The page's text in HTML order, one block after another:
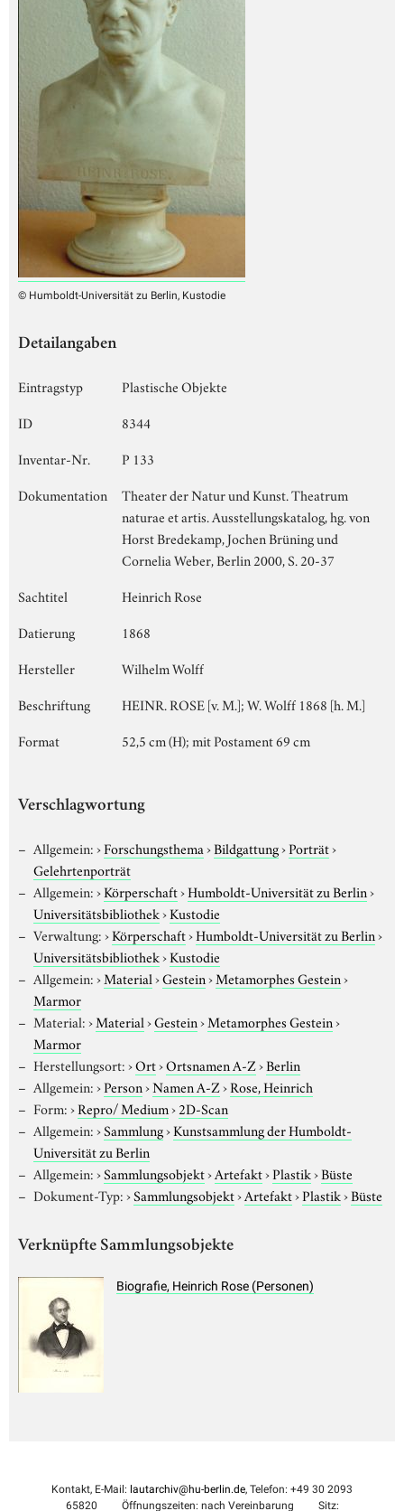
© Humboldt-Universität zu Berlin, Kustodie
Detailangaben
Eintragstyp
Plastische Objekte
ID
8344
Inventar-Nr.
P 133
Dokumentation
Theater der Natur und Kunst. Theatrum
naturae et artis. Ausstellungskatalog, hg. von
Horst Bredekamp, Jochen Brüning und
Cornelia Weber, Berlin 2000, S. 20-37
Sachtitel
Heinrich Rose
Datierung
1868
Hersteller
Wilhelm Wolff
Beschriftung
HEINR. ROSE [v. M.]; W. Wolff 1868 [h. M.]
Format
52,5 cm (H); mit Postament 69 cm
Verschlagwortung
Allgemein:›Forschungsthema›Bildgattung›Porträt›
Gelehrtenporträt
Allgemein:›Körperschaft›Humboldt-Universität zu Berlin›
Universitätsbibliothek›Kustodie
Verwaltung:›Körperschaft›Humboldt-Universität zu Berlin›
Universitätsbibliothek›Kustodie
Allgemein:›Material›Gestein›Metamorphes Gestein›
Marmor
Material:›Material›Gestein›Metamorphes Gestein›
Marmor
Herstellungsort:›Ort›Ortsnamen A-Z›Berlin
Allgemein:›Person›Namen A-Z›Rose, Heinrich
Form:›Repro/ Medium›2D-Scan
Allgemein:›Sammlung›Kunstsammlung der Humboldt-
Universität zu Berlin
Allgemein:›Sammlungsobjekt›Artefakt›Plastik›Büste
Dokument-Typ:›Sammlungsobjekt›Artefakt›Plastik›Büste
Verknüpfte Sammlungsobjekte
Biografie, Heinrich Rose (Personen)
Kontakt, E-Mail: lautarchiv@hu-berlin.de, Telefon: +49 30 2093
65820
Öffnungszeiten: nach Vereinbarung Sitz: